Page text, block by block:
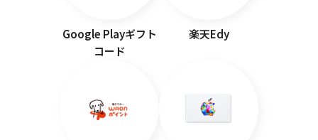
Google Playギフト
コード
楽天Edy